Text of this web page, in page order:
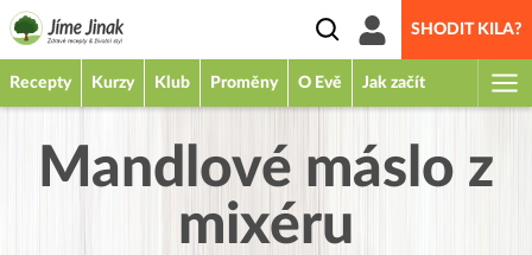
SHODIT KILA?
Recepty Kurzy Klub Proměny O Evě Jak začít
Mandlové máslo z
mixéru